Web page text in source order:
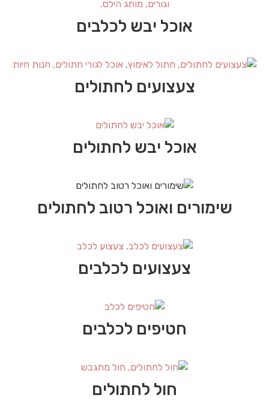
אוכל יבש לכלבים
צעצועים לחתולים
אוכל יבש לחתולים
שימורים ואוכל רטוב לחתולים
צעצועים לכלבים
חטיפים לכלבים
חול לחתולים